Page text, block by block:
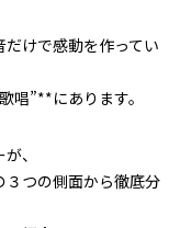
けで感動を作ってい
唱”**にあります。
、
つの側面から徹底分